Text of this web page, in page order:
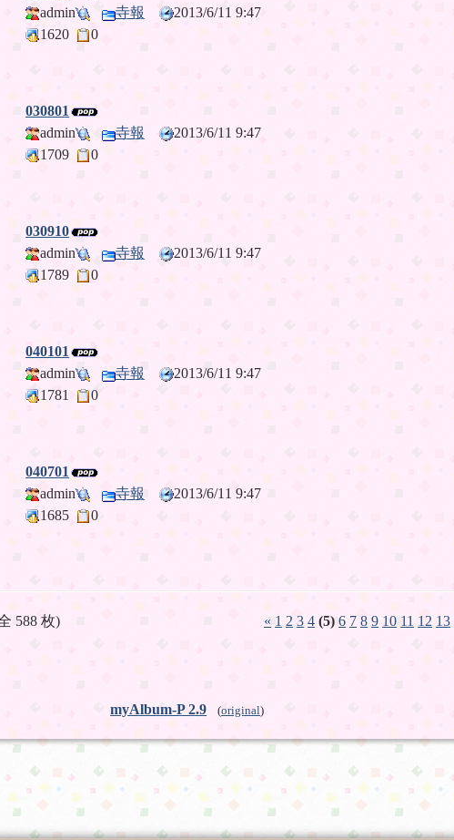
admin
寺報
2013/6/11 9:47
1620
0
030801
admin
寺報
2013/6/11 9:47
1709
0
030910
admin
寺報
2013/6/11 9:47
1789
0
040101
admin
寺報
2013/6/11 9:47
1781
0
040701
admin
寺報
2013/6/11 9:47
1685
0
588 枚) « 1 2 3 4 (5) 6 7 8 9 10 11 12 13
myAlbum-P 2.9 (original)